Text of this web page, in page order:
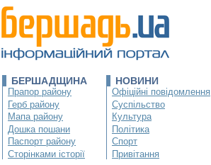
БЕРШАДЩИНА
Прапор району
Герб району
Мапа району
Дошка пошани
Паспорт району
Сторінками історії
НОВИНИ
Офіційні повідомлення
Суспільство
Культура
Політика
Спорт
Привітання